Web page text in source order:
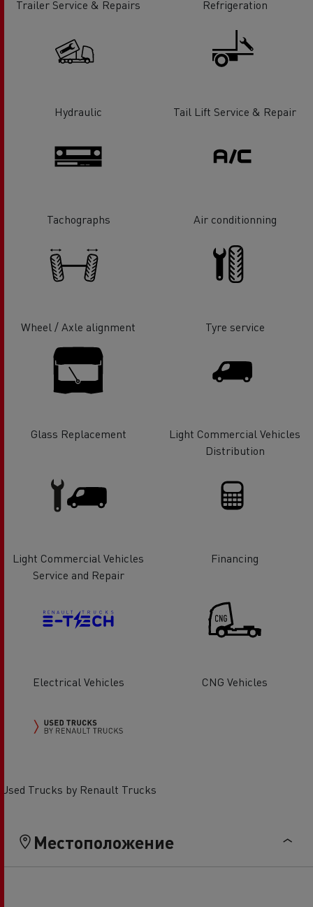
Trailer Service & Repairs Refrigeration
Hydraulic Tail Lift Service & Repair
Tachographs Air conditionning
Wheel / Axle alignment Tyre service
Glass Replacement
Light Commercial Vehicles
Distribution
Light Commercial Vehicles
Service and Repair
Financing
Electrical Vehicles CNG Vehicles
Used Trucks by Renault Trucks
Местоположение